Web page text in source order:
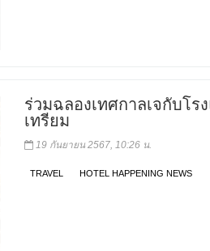
ร่วมฉลองเทศกาลเจกับโร
เทรียม
19 กันยายน 2567, 10:26 น.
TRAVEL HOTEL HAPPENING NEWS